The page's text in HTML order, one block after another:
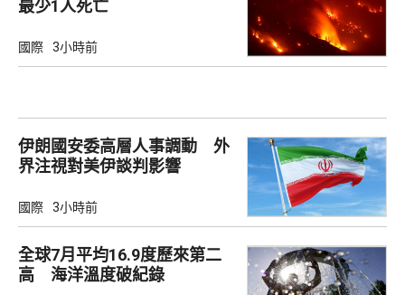
最少1人死亡
國際 3小時前
伊朗國安委高層人事調動 外
界注視對美伊談判影響
國際 3小時前
全球7月平均16.9度歷來第二
高 海洋溫度破紀錄